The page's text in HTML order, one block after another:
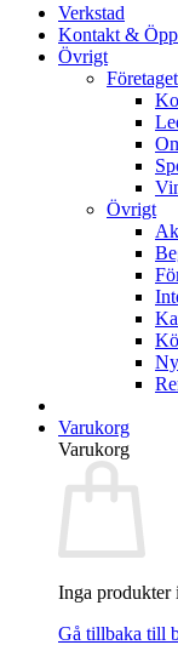
Verkstad
Kontakt &
Övrigt
Företaget
Övrigt
Varukorg
Varukorg
Inga produkter
Gå tillbaka till